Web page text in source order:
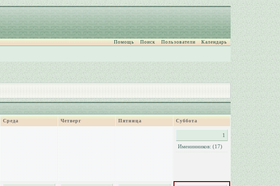
Помощь Поиск Пользователи Календарь
Среда Четверг Пятница Суббота
1
Именинников: (17)